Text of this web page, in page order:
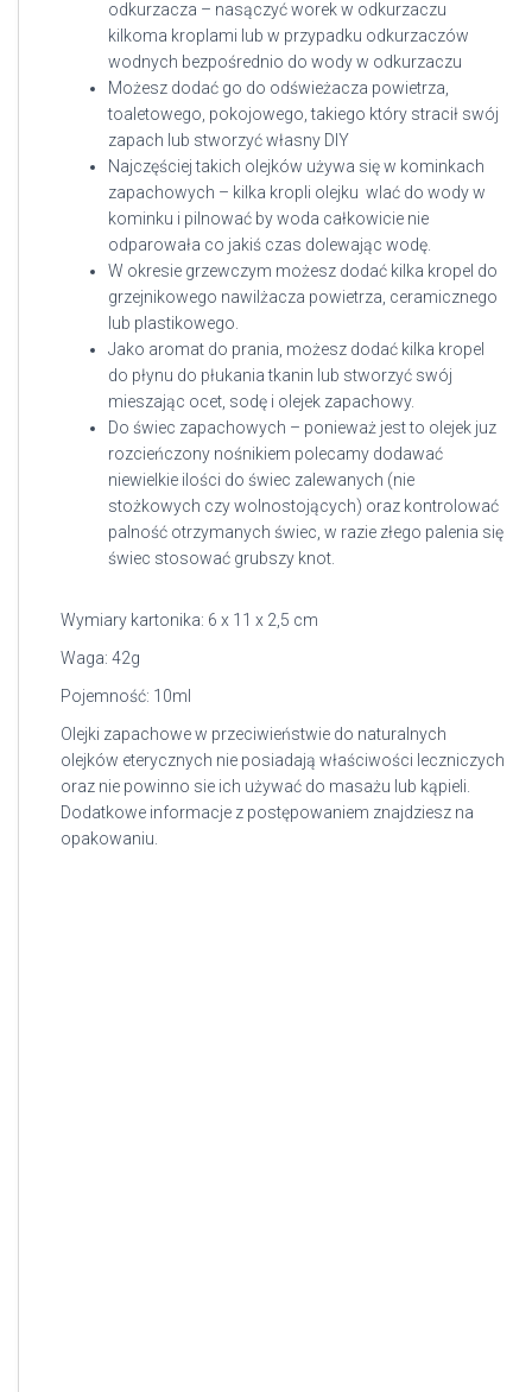
odkurzacza – nasączyć worek w odkurzaczu
kilkoma kroplami lub w przypadku odkurzaczów
wodnych bezpośrednio do wody w odkurzaczu
Możesz dodać go do odświeżacza powietrza,
toaletowego, pokojowego, takiego który stracił swój
zapach lub stworzyć własny DIY
Najczęściej takich olejków używa się w kominkach
zapachowych – kilka kropli olejku wlać do wody w
kominku i pilnować by woda całkowicie nie
odparowała co jakiś czas dolewając wodę.
W okresie grzewczym możesz dodać kilka kropel do
grzejnikowego nawilżacza powietrza, ceramicznego
lub plastikowego.
Jako aromat do prania, możesz dodać kilka kropel
do płynu do płukania tkanin lub stworzyć swój
mieszając ocet, sodę i olejek zapachowy.
Do świec zapachowych – ponieważ jest to olejek juz
rozcieńczony nośnikiem polecamy dodawać
niewielkie ilości do świec zalewanych (nie
stożkowych czy wolnostojących) oraz kontrolować
palność otrzymanych świec, w razie złego palenia się
świec stosować grubszy knot.
Wymiary kartonika: 6 x 11 x 2,5 cm
Waga: 42g
Pojemność: 10ml
Olejki zapachowe w przeciwieństwie do naturalnych
olejków eterycznych nie posiadają właściwości leczniczych
oraz nie powinno sie ich używać do masażu lub kąpieli.
Dodatkowe informacje z postępowaniem znajdziesz na
opakowaniu.